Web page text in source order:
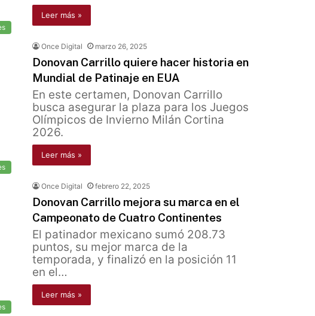
Leer más »
Once Digital marzo 26, 2025
Donovan Carrillo quiere hacer historia en
Mundial de Patinaje en EUA
En este certamen, Donovan Carrillo
busca asegurar la plaza para los Juegos
Olímpicos de Invierno Milán Cortina
2026.
Leer más »
Once Digital febrero 22, 2025
Donovan Carrillo mejora su marca en el
Campeonato de Cuatro Continentes
El patinador mexicano sumó 208.73
puntos, su mejor marca de la
temporada, y finalizó en la posición 11
en el…
Leer más »